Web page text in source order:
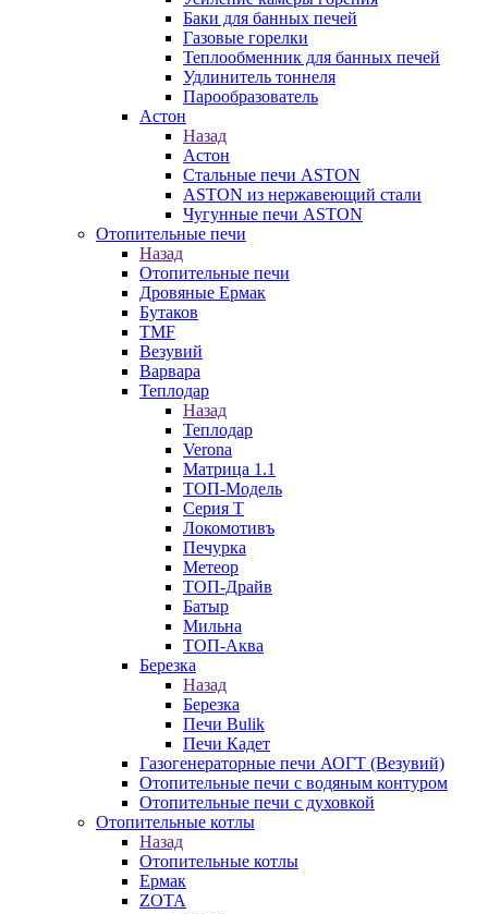
Баки для банных печей
Газовые горелки
Теплообменник для банных печей
Удлинитель тоннеля
Парообразователь
Астон
Назад
Астон
Стальные печи ASTON
ASTON из нержавеющий стали
Чугунные печи ASTON
Отопительные печи
Назад
Отопительные печи
Дровяные Ермак
Бутаков
TMF
Везувий
Варвара
Теплодар
Назад
Теплодар
Verona
Матрица 1.1
ТОП-Модель
Серия Т
Локомотивъ
Печурка
Метеор
ТОП-Драйв
Батыр
Мильна
ТОП-Аква
Березка
Назад
Березка
Печи Bulik
Печи Кадет
Газогенераторные печи АОГТ (Везувий)
Отопительные печи с водяным контуром
Отопительные печи с духовкой
Отопительные котлы
Назад
Отопительные котлы
Ермак
ZOTA